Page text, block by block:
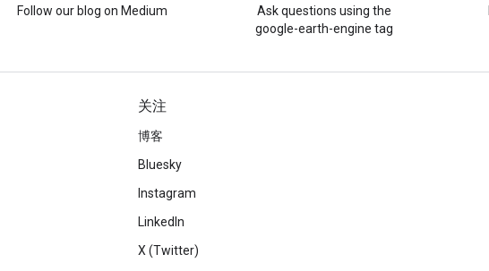
Follow our blog on Medium
Ask questions using the
google-earth-engine tag
关注
博客
Bluesky
Instagram
LinkedIn
X (Twitter)